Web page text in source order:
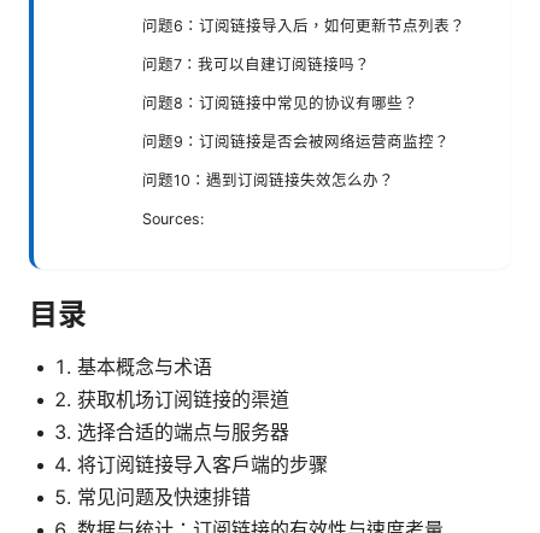
问题6：订阅链接导入后，如何更新节点列表？
问题7：我可以自建订阅链接吗？
问题8：订阅链接中常见的协议有哪些？
问题9：订阅链接是否会被网络运营商监控？
问题10：遇到订阅链接失效怎么办？
Sources:
目录
基本概念与术语
获取机场订阅链接的渠道
选择合适的端点与服务器
将订阅链接导入客户端的步骤
常见问题及快速排错